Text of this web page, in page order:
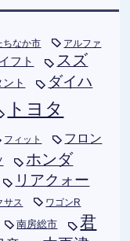
ちなか市
アルファ
フト
スズ
ント
ダイハ
トヨタ
フィット
フロン
ホンダ
リアクォー
サス ワゴンR
南房総市
君